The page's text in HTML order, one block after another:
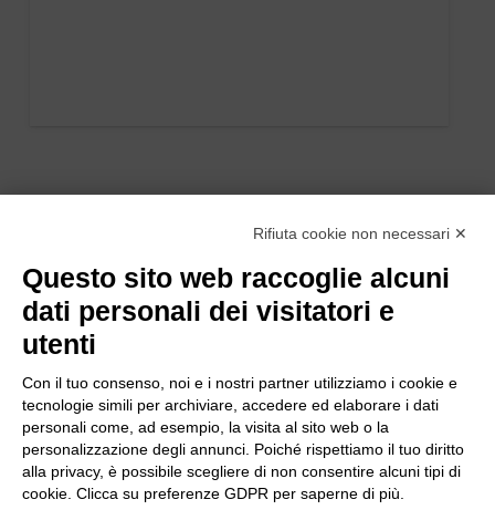
Rifiuta cookie non necessari ✕
Questo sito web raccoglie alcuni
dati personali dei visitatori e
utenti
Con il tuo consenso, noi e i nostri partner utilizziamo i cookie e
tecnologie simili per archiviare, accedere ed elaborare i dati
personali come, ad esempio, la visita al sito web o la
personalizzazione degli annunci. Poiché rispettiamo il tuo diritto
alla privacy, è possibile scegliere di non consentire alcuni tipi di
cookie. Clicca su preferenze GDPR per saperne di più.